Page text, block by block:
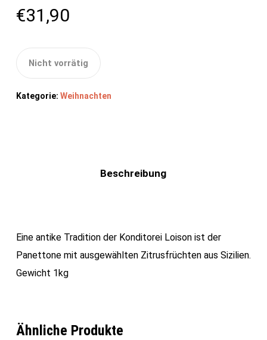
€31,90
Nicht vorrätig
Kategorie: Weihnachten
Beschreibung
Eine antike Tradition der Konditorei Loison ist der
Panettone mit ausgewählten Zitrusfrüchten aus Sizilien.
Gewicht 1kg
Ähnliche Produkte